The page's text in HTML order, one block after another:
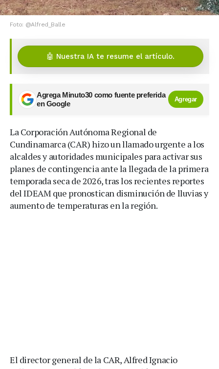
Foto: @Alfred_Balle
🤖 Nuestra IA te resume el artículo.
Agrega Minuto30 como fuente preferida
en Google
Agregar
La Corporación Autónoma Regional de
Cundinamarca (CAR) hizo un llamado urgente a los
alcaldes y autoridades municipales para activar sus
planes de contingencia ante la llegada de la primera
temporada seca de 2026, tras los recientes reportes
del IDEAM que pronostican disminución de lluvias y
aumento de temperaturas en la región.
El director general de la CAR, Alfred Ignacio